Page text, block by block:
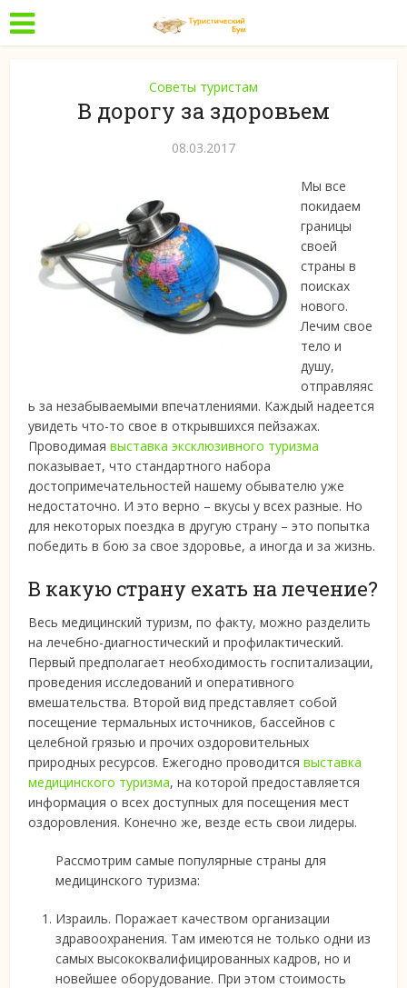
Советы туристам
В дорогу за здоровьем
08.03.2017
Мы все
покидаем
границы
своей
страны в
поисках
нового.
Лечим свое
тело и
душу,
отправляяс
ь за незабываемыми впечатлениями. Каждый надеется
увидеть что-то свое в открывшихся пейзажах.
Проводимаявыставка эксклюзивного туризма
показывает, что стандартного набора
достопримечательностей нашему обывателю уже
недостаточно. И это верно – вкусы у всех разные. Но
для некоторых поездка в другую страну – это попытка
победить в бою за свое здоровье, а иногда и за жизнь.
В какую страну ехать на лечение?
Весь медицинский туризм, по факту, можно разделить
на лечебно-диагностический и профилактический.
Первый предполагает необходимость госпитализации,
проведения исследований и оперативного
вмешательства. Второй вид представляет собой
посещение термальных источников, бассейнов с
целебной грязью и прочих оздоровительных
природных ресурсов. Ежегодно проводитсявыставка
медицинского туризма, на которой предоставляется
информация о всех доступных для посещения мест
оздоровления. Конечно же, везде есть свои лидеры.
Рассмотрим самые популярные страны для
медицинского туризма:
Израиль. Поражает качеством организации
здравоохранения. Там имеются не только одни из
самых высококвалифицированных кадров, но и
новейшее оборудование. При этом стоимость